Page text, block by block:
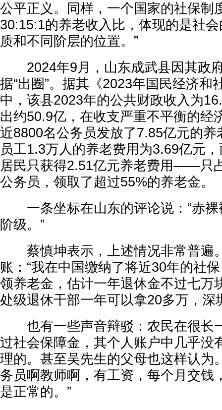
公平正义。同样，一个国家的社保制
30:15:1的养老收入比，体现的是社
质和不同阶层的位置。”
2024年9月，山东成武县因其政
据“出圈”。据其《2023年国民经济和
中，该县2023年的公共财政收入为
出约50.9亿，在收支严重不平衡的经
近8800名公务员发放了7.85亿元的养
员工1.3万人的养老费用为3.69亿元
居民只获得2.51亿元养老费用——只
公务员，领取了超过55%的养老金。
一条坐标在山东的评论说：“赤裸
阶级。”
蔡慎坤表示，上述情况非常普遍
账：“我在中国缴纳了将近30年的社
领养老金，估计一年退休金不过七万
处级退休干部一年可以拿20多万，深
也有一些声音辩驳：农民在很长
过社会保障金，其个人账户中几乎没
理的。甚至吴先生的父母也这样认为
务员啊教师啊，有工资，每个月交钱
是正常的。”